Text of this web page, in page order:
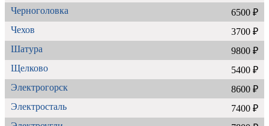
Черноголовка
6500 ₽
Чехов
3700 ₽
Шатура
9800 ₽
Щелково
5400 ₽
Электрогорск
8600 ₽
Электросталь
7400 ₽